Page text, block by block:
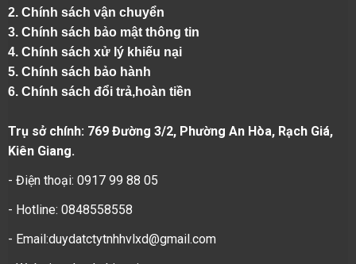
2. Chính sách vận chuyển
3. Chính sách bảo mật thông tin
4. Chính sách xử lý khiếu nại
5. Chính sách bảo hành
6. Chính sách đổi trả,hoàn tiền
Trụ sở chính: 769 Đường 3/2, Phường An Hòa, Rạch Giá,
Kiên Giang.
- Điện thoại: 0917 99 88 05
- Hotline: 0848558558
- Email:duydatctytnhhvlxd@gmail.com